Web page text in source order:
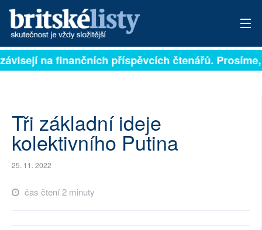
PŘIHLÁSIT
ARCHIV
ROZHOVORY
TÉMATA
NEJČTENĚJŠÍ ZA 7 DNÍ
na finančních příspěvcích čtenářů. Prosíme,
Tři základní ideje
kolektivního Putina
25. 11. 2022
čas čtení 2 minuty